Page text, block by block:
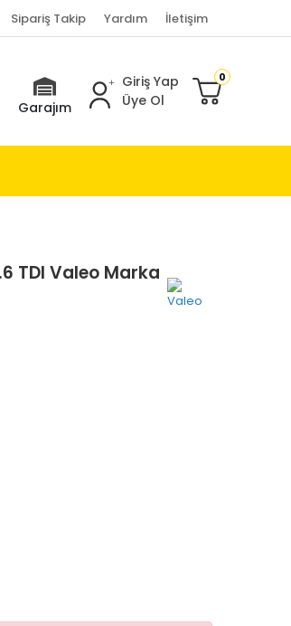
Sipariş Takip Yardım İletişim
Garajım
Giriş Yap
Üye Ol
0
TDI Valeo Marka